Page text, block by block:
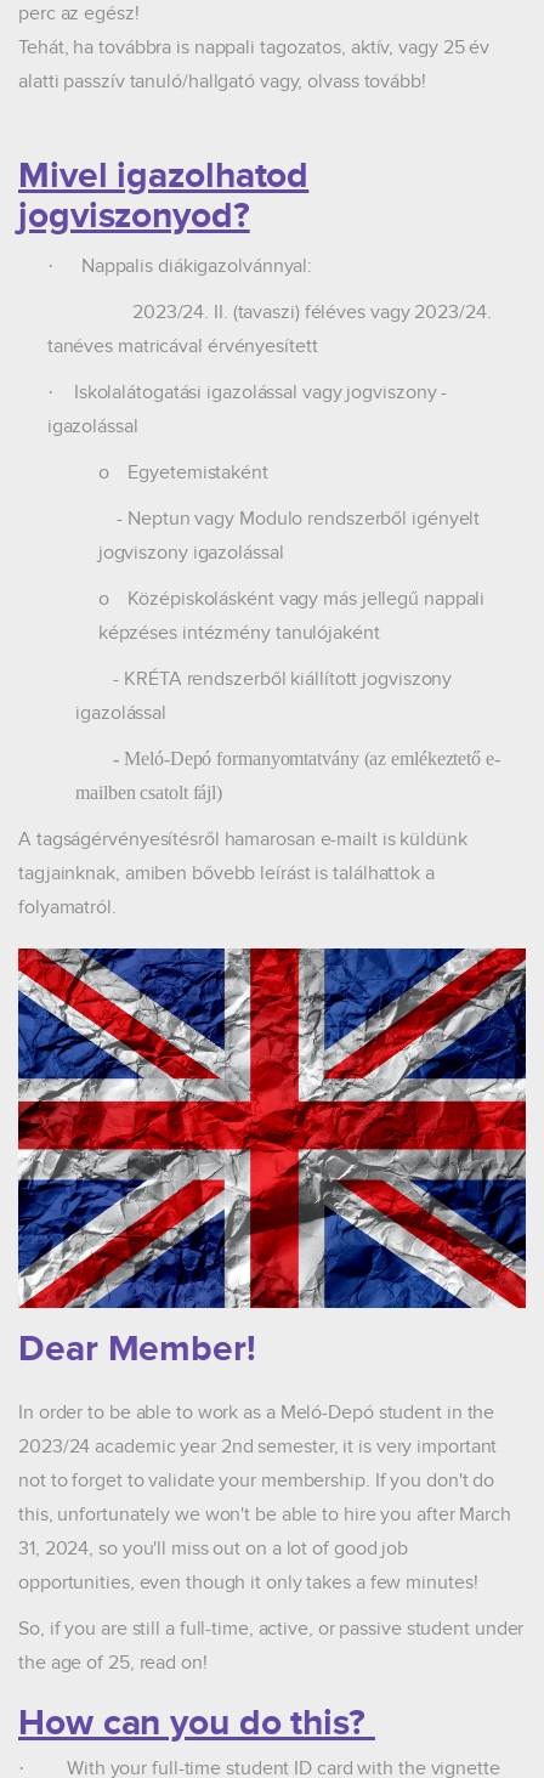
perc az egész!
Tehát, ha továbbra is nappali tagozatos, aktív, vagy 25 év
alatti passzív tanuló/hallgató vagy, olvass tovább!
Mivel igazolhatod
jogviszonyod?
·
Nappalis diákigazolvánnyal:
2023/24. II. (tavaszi) féléves vagy 2023/24.
tanéves matricával érvényesített
·
Iskolalátogatási igazolással vagy jogviszony -
igazolással
o
Egyetemistaként
- Neptun vagy Modulo rendszerből igényelt
jogviszony igazolással
o
Középiskolásként vagy más jellegű nappali
képzéses intézmény tanulójaként
- KRÉTA rendszerből kiállított jogviszony
igazolással
-Meló-Depó formanyomtatvány (az emlékeztető e-
mailben csatolt fájl)
A tagságérvényesítésről hamarosan e-mailt is küldünk
tagjainknak, amiben bővebb leírást is találhattok a
folyamatról.
Dear Member!
In order to be able to work as a Meló-Depó student in the
2023/24 academic year 2nd semester, it is very important
not to forget to validate your membership. If you don't do
this, unfortunately we won't be able to hire you after March
31, 2024, so you'll miss out on a lot of good job
opportunities, even though it only takes a few minutes!
So, if you are still a full-time, active, or passive student under
the age of 25, read on!
How can you do this?
· With your full-time student ID card with the vignette